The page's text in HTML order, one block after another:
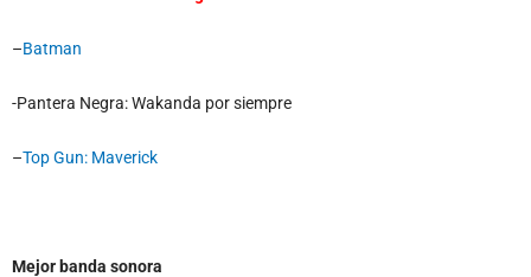
–Batman
-Pantera Negra: Wakanda por siempre
–Top Gun: Maverick
Mejor banda sonora